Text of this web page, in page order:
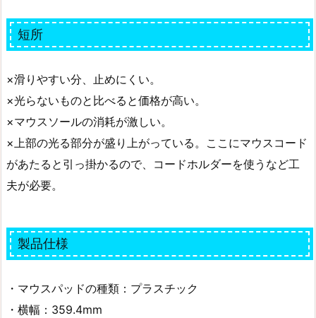
短所
×滑りやすい分、止めにくい。
×光らないものと比べると価格が高い。
×マウスソールの消耗が激しい。
×上部の光る部分が盛り上がっている。ここにマウスコード
があたると引っ掛かるので、コードホルダーを使うなど工
夫が必要。
製品仕様
・マウスパッドの種類：プラスチック
・横幅：359.4mm